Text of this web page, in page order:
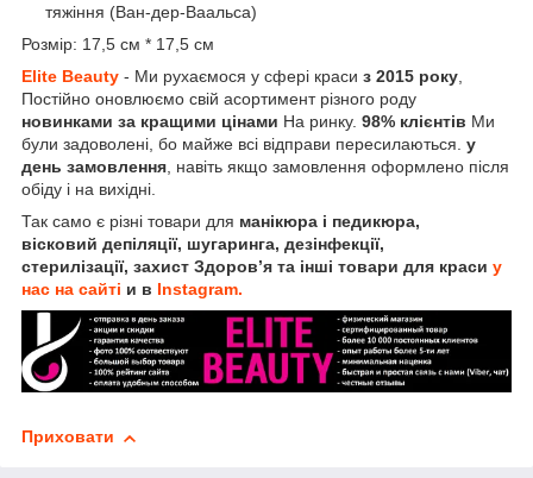
тяжіння (Ван-дер-Ваальса)
Розмір: 17,5 см * 17,5 см
Elite Beauty - Ми рухаємося у сфері краси з 2015 року
Постійно оновлюємо свій асортимент різного роду
новинками за кращими цінами На ринку. 98% клієнтів Ми
були задоволені, бо майже всі відправи пересилаються. у
день замовлення , навіть якщо замовлення оформлено після
обіду і на вихідні.
Так само є різні товари для манікюра і педикюра,
вісковий депіляції, шугаринга, дезінфекції,
стерилізації, захист Здоров’я та інші товари для краси у
нас на сайті и в Instagram.
Приховати